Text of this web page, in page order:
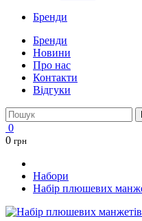
Бренди
Бренди
Новини
Про нас
Контакти
Відгуки
0
0 грн
Набори
Набір плюшевих